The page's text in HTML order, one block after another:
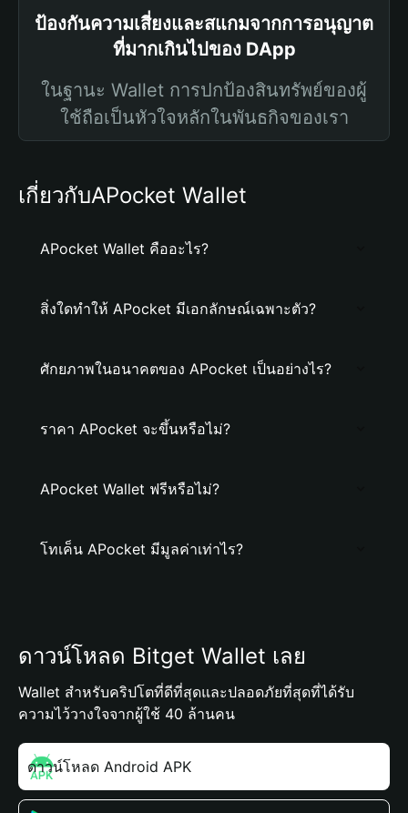
ป้องกันความเสี่ยงและสแกมจากการอนุญาต
ที่มากเกินไปของ DApp
ในฐานะ Wallet การปกป้องสินทรัพย์ของผู้
ใช้ถือเป็นหัวใจหลักในพันธกิจของเรา
เกี่ยวกับAPocket Wallet
APocket Wallet คืออะไร?
สิ่งใดทำให้ APocket มีเอกลักษณ์เฉพาะตัว?
ศักยภาพในอนาคตของ APocket เป็นอย่างไร?
ราคา APocket จะขึ้นหรือไม่?
APocket Wallet ฟรีหรือไม่?
โทเค็น APocket มีมูลค่าเท่าไร?
ดาวน์โหลด Bitget Wallet เลย
Wallet สำหรับคริปโตที่ดีที่สุดและปลอดภัยที่สุดที่ได้รับ
ความไว้วางใจจากผู้ใช้ 40 ล้านคน
ดาวน์โหลด Android APK